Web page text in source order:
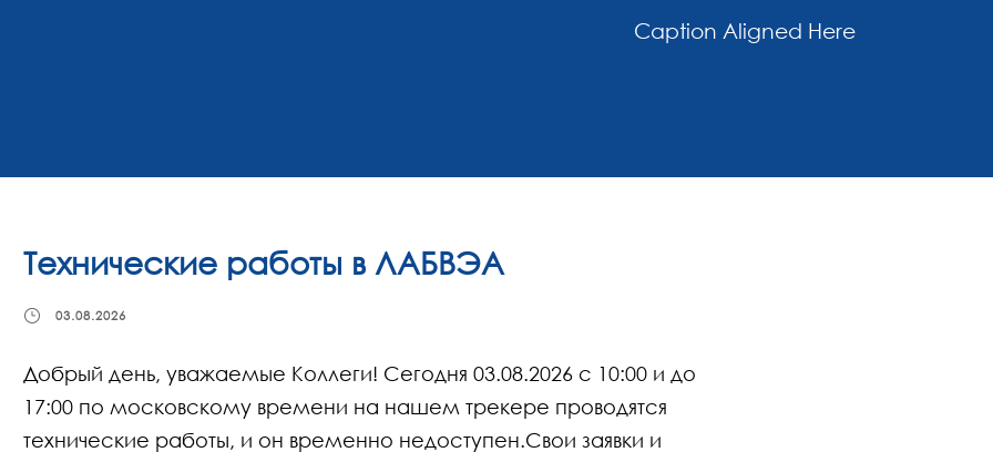
Caption Aligned Here
Технические работы в ЛАБВЭА
03.08.2026
Добрый день, уважаемые Коллеги! Сегодня 03.08.2026 c 10:00 и до
17:00 по московскому времени на нашем трекере проводятся
технические работы, и он временно недоступен.Свои заявки и